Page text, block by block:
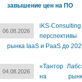
завышение цен на ПО
06.08.2026
iKS-
перспективы
рынка IaaS и PaaS до
04.08.2026
«Тантор
на